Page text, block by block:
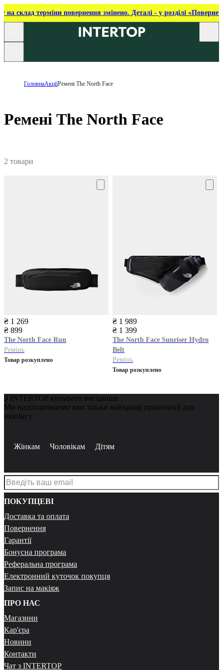
на склад терміни повернення змінено. Деталі - у розділі
ГоловнаАкціїРемені The North Face
Ремені The North Face
2 товари
₴ 1 269
₴ 899
The North Face Run
Ремінь
Товар розкуплено
₴ 1 989
₴ 1 399
The North Face Sunriser Hydro
Belt
Ремінь
Товар розкуплено
З INTERTOP купувати вигідніше
Ми надсилатимемо вам тільки найкращі пропозиції для
шопінгу
Жінкам Чоловікам Дітям
ПОКУПЦЕВІ
Доставка та оплата
Повернення
Гарантії
Бонусна програма
Реферальна програма
Електронний куточок покупця
Запис на макіяж
ПРО НАС
Магазини
Кар'єра
Новини
Контакти
Чат з INTERTOP